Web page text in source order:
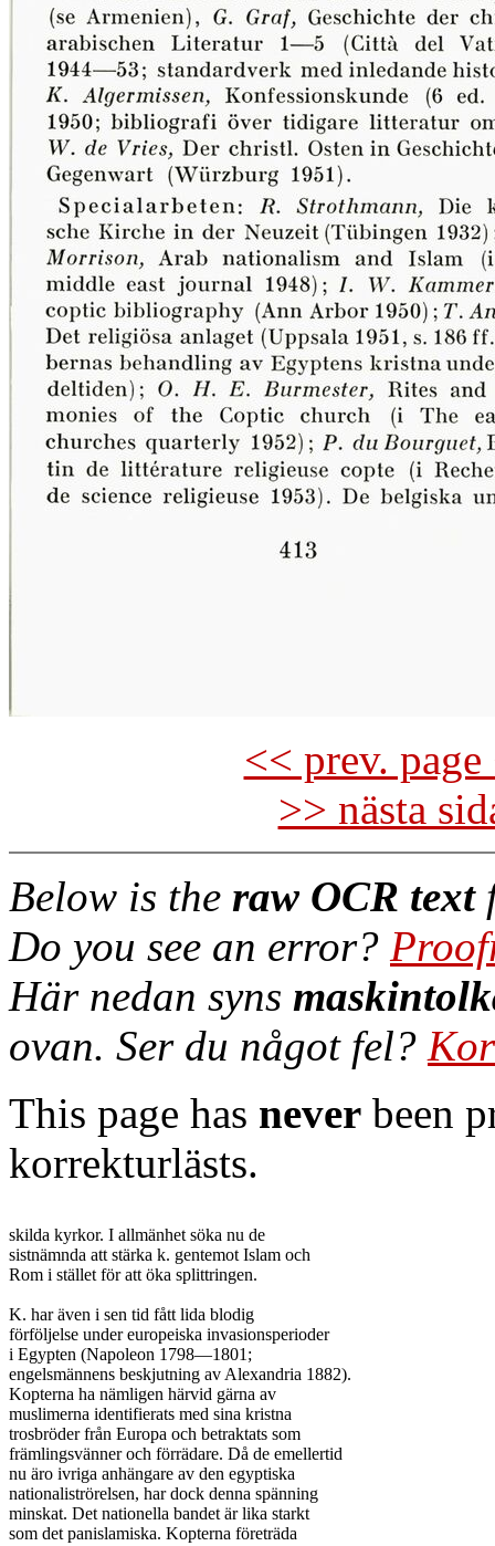
<< prev.
>> nästa
Below is the raw OCR text
Do you see an error?
Här nedan syns
ovan. Ser du något fel?
This page has never been
korrekturlästs.
skilda kyrkor. I allmänhet söka nu de
sistnämnda att stärka k. gentemot Islam och
Rom i stället för att öka splittringen.
K. har även i sen tid fått lida blodig
förföljelse under europeiska invasionsperioder
i Egypten (Napoleon 1798—1801;
engelsmännens beskjutning av Alexandria 1882).
Kopterna ha nämligen härvid gärna av
muslimerna identifierats med sina kristna
trosbröder från Europa och betraktats som
främlingsvänner och förrädare. Då de emellertid
nu äro ivriga anhängare av den egyptiska
nationaliströrelsen, har dock denna spänning
minskat. Det nationella bandet är lika starkt
som det panislamiska. Kopterna företräda